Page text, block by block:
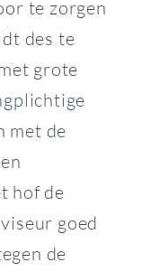
te zorgen
des te
grote
met de
hof de
goed
de